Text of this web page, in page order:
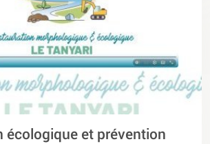
écologique et prévention